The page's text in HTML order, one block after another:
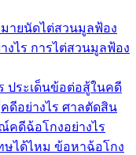
ายนัดไต่สวนมูลฟ้อง
งไร การไต่สวนมูลฟ้อง
ประเด็นข้อต่อสู้ในคดี
ดีอย่างไร ศาลตัดสิน
คดีฉ้อโกงอย่างไร
ษได้ไหม ข้อหาฉ้อโกง